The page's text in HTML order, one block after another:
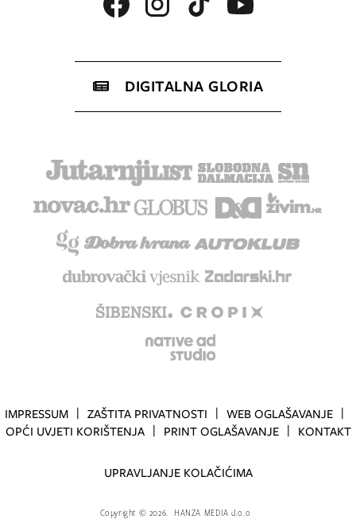
DIGITALNA GLORIA
IMPRESSUM ZAŠTITA PRIVATNOSTI
WEB OGLAŠAVANJE
OPĆI UVJETI KORIŠTENJA
PRINT OGLAŠAVANJE KONTAKT
UPRAVLJANJE KOLAČIĆIMA
Copyright © 2026. HANZA MEDIA d.o.o